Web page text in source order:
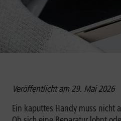
Veröffentlicht am 29. Mai 2026
Ein kaputtes Handy muss nicht